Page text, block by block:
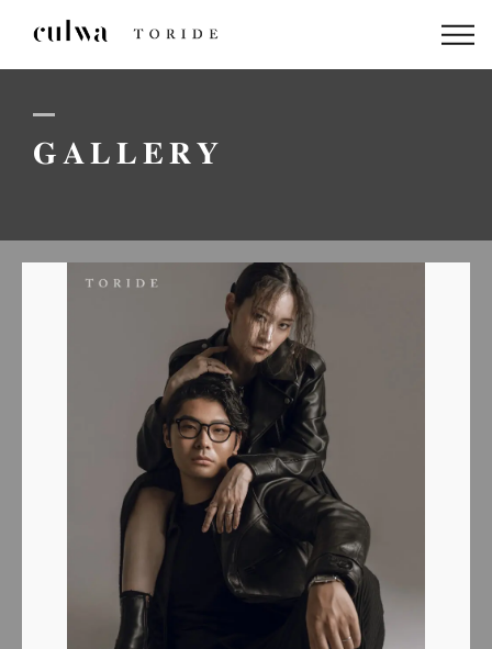
GALLERY
ABOUT US
PACKAGE
STAFF
GALLERY
BLOG
LINEでのお問い合わせはこちら